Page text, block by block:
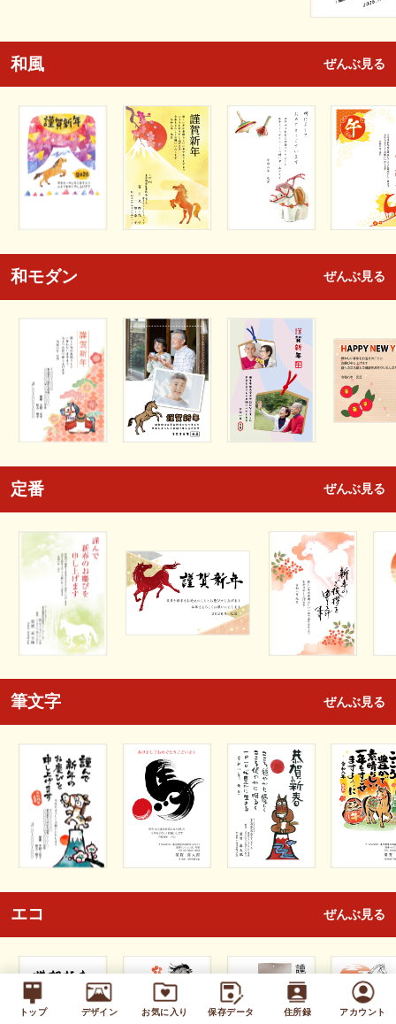
トップ デザイン お気に入り 保存データ 住所録 アカウント
和風 ぜんぶ見る
和モダン ぜんぶ見る
定番 ぜんぶ見る
筆文字 ぜんぶ見る
エコ ぜんぶ見る